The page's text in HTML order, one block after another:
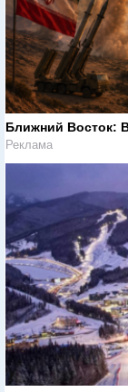
Ближний Восток:
Реклама